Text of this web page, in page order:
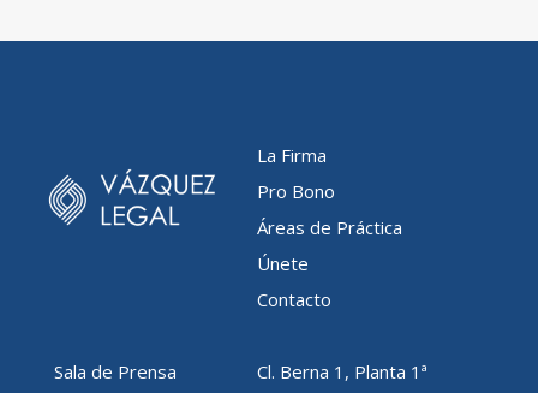
La Firma
Pro Bono
Áreas de Práctica
Únete
Contacto
Sala de Prensa
Cl. Berna 1, Planta 1ª